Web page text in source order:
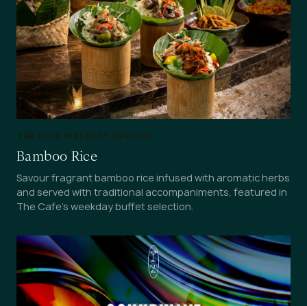
THE CAFE WEEKDAY SPECIAL
Bamboo Rice
Savour fragrant bamboo rice infused with aromatic herbs
and served with traditional accompaniments, featured in
The Cafe's weekday buffet selection.